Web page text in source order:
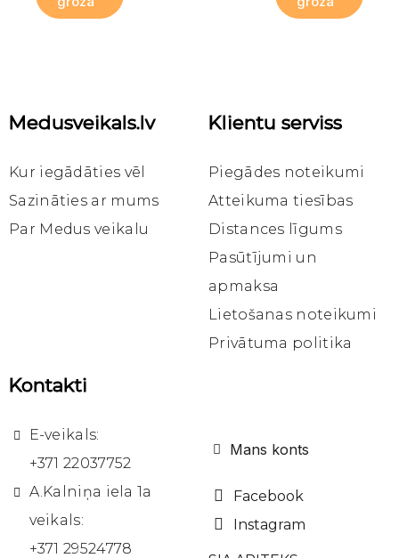
Propoliss kapsulās imunitātei, 40 kapsulas
9,95 €
Ielikt
Ziedputekšņi, propoliss un bišu māšu peru pieniņš medū, 240g
9,15 €
Ielikt
Bišu māšu peru pieniņš medū, 240g
7,10 €
Ielikt
Medusveikals.lv
Kur iegādāties vēl
Sazināties ar mums
Par Medus veikalu
Klientu serviss
Piegādes noteikumi
Atteikuma tiesības
Distances līgums
Pasūtījumi un
apmaksa
Lietošanas noteikumi
Privātuma politika
Kontakti
E-veikals:
+371 22037752
A.Kalniņa iela 1a
veikals:
+371 29524778
Mans konts
Facebook
Instagram